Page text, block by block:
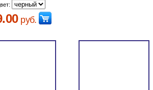
руб.